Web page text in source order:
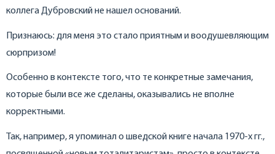
коллега Дубровский не нашел оснований.
Признаюсь: для меня это стало приятным и воодушевляющим
сюрпризом!
Особенно в контексте того, что те конкретные замечания,
которые были все же сделаны, оказывались не вполне
корректными.
Так, например, я упоминал о шведской книге начала 1970-х гг.,